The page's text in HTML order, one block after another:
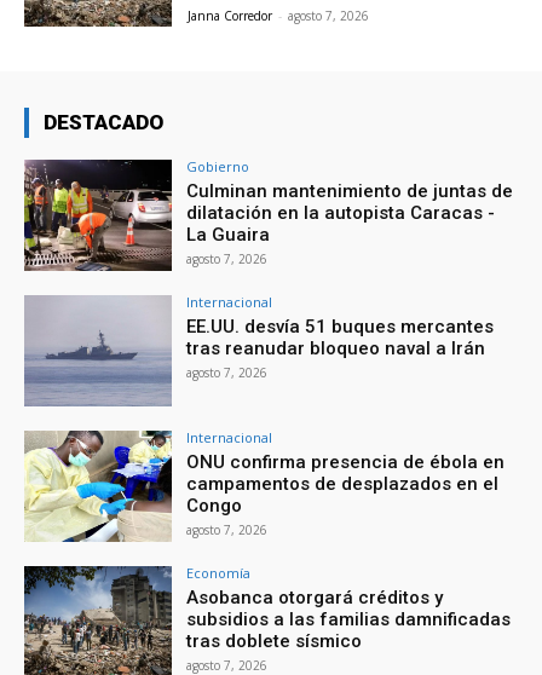
Janna Corredor - agosto 7, 2026
DESTACADO
Gobierno
Culminan mantenimiento de juntas de
dilatación en la autopista Caracas -
La Guaira
agosto 7, 2026
Internacional
EE.UU. desvía 51 buques mercantes
tras reanudar bloqueo naval a Irán
agosto 7, 2026
Internacional
ONU confirma presencia de ébola en
campamentos de desplazados en el
Congo
agosto 7, 2026
Economía
Asobanca otorgará créditos y
subsidios a las familias damnificadas
tras doblete sísmico
agosto 7, 2026